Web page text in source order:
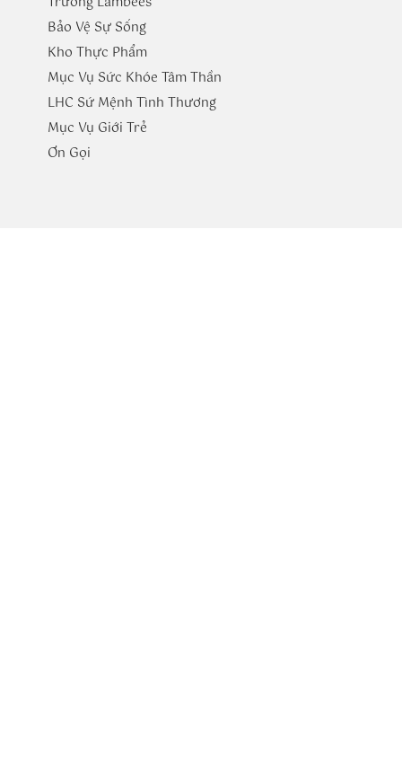
Bảo Vệ Sự Sống
Kho Thực Phẩm
Mục Vụ Sức Khóe Tâm Thần
LHC Sứ Mệnh Tình Thương
Mục Vụ Giới Trẻ
​Ơn Gọi